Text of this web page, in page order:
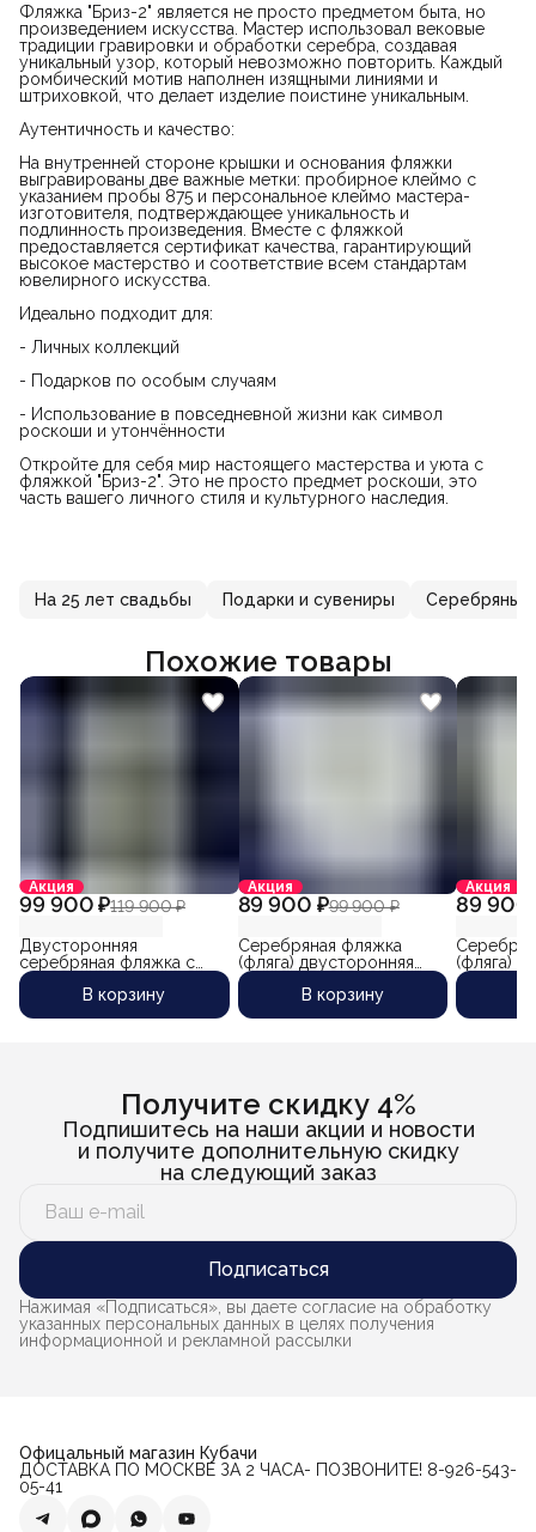
Фляжка "Бриз-2" является не просто предметом быта, но
произведением искусства. Мастер использовал вековые
традиции гравировки и обработки серебра, создавая
уникальный узор, который невозможно повторить. Каждый
ромбический мотив наполнен изящными линиями и
штриховкой, что делает изделие поистине уникальным.
Аутентичность и качество:
На внутренней стороне крышки и основания фляжки
выгравированы две важные метки: пробирное клеймо с
указанием пробы 875 и персональное клеймо мастера-
изготовителя, подтверждающее уникальность и
подлинность произведения. Вместе с фляжкой
предоставляется сертификат качества, гарантирующий
высокое мастерство и соответствие всем стандартам
ювелирного искусства.
Идеально подходит для:
- Личных коллекций
- Подарков по особым случаям
- Использование в повседневной жизни как символ
роскоши и утончённости
Откройте для себя мир настоящего мастерства и уюта с
фляжкой "Бриз-2". Это не просто предмет роскоши, это
часть вашего личного стиля и культурного наследия.
На 25 лет свадьбы Подарки и сувениры Серебряные
Похожие товары
Акция
99 900 ₽119 900 ₽
Двусторонняя
серебряная фляжка с
круговой чеканкой
(фляга) "Осень-3" (объем
220 мл)
В корзину
Акция
89 900 ₽99 900 ₽
Серебряная фляжка
(фляга) двусторонняя
"Созвездие" (объем 260
В корзину
Акция
89 900
(фляга)
Получите скидку 4%
Подпишитесь на наши акции и новости
и получите дополнительную скидку
на следующий заказ
Подписаться
Нажимая «Подписаться», вы даете согласие на обработку
указанных персональных данных в целях получения
информационной и рекламной рассылки
Офицальный магазин Кубачи
ДОСТАВКА ПО МОСКВЕ ЗА 2 ЧАСА- ПОЗВОНИТЕ! 8-926-543-
05-41